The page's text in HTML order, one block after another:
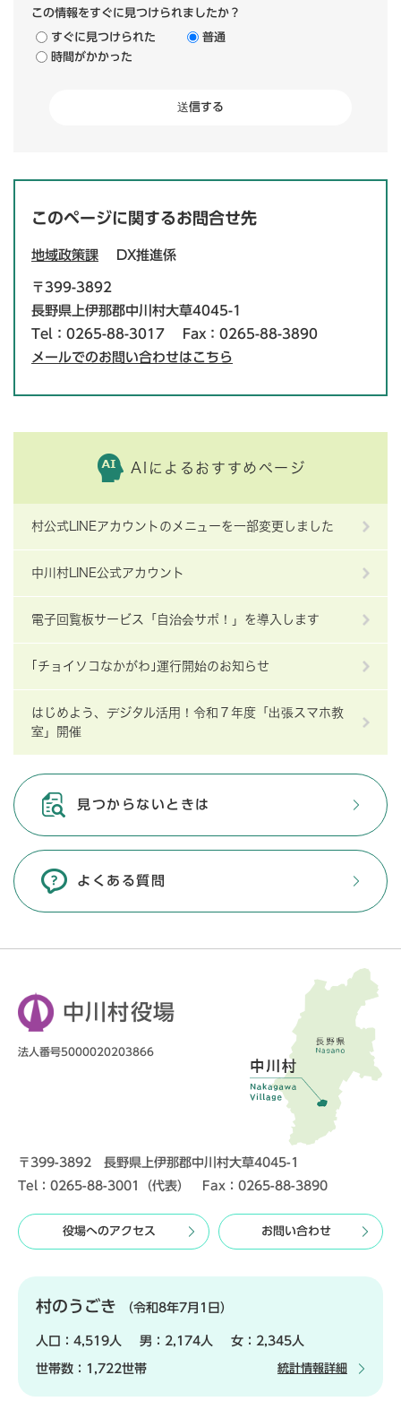
この情報をすぐに見つけられましたか？
すぐに見つけられた
普通
時間がかかった
このページに関するお問合せ先
地域政策課 DX推進係
〒399-3892
長野県上伊那郡中川村大草4045-1
Tel：0265-88-3017
Fax：0265-88-3890
メールでのお問い合わせはこちら
AIによるおすすめページ
村公式LINEアカウントのメニューを一部変更しました
中川村LINE公式アカウント
電子回覧板サービス「自治会サポ！」を導入します
｢チョイソコなかがわ｣運行開始のお知らせ
はじめよう、デジタル活用！令和７年度「出張スマホ教
室」開催
見つからないときは
よくある質問
中川村役場
法人番号5000020203866
〒399-3892 長野県上伊那郡中川村大草4045-1
Tel：0265-88-3001（代表） Fax：0265-88-3890
役場へのアクセス お問い合わせ
村のうごき （令和8年7月1日）
人口： 4,519人 男： 2,174人 女： 2,345人
世帯数： 1,722世帯 統計情報詳細